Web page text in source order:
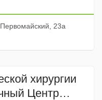
23а
хирургии
Центр